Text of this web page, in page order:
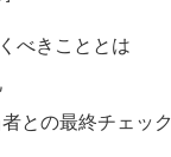
べきこととは
との最終チェック